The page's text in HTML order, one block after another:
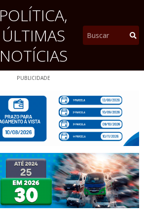
POLÍTICA,
ÚLTIMAS
NOTÍCIAS
Pesquisar
PUBLICIDADE